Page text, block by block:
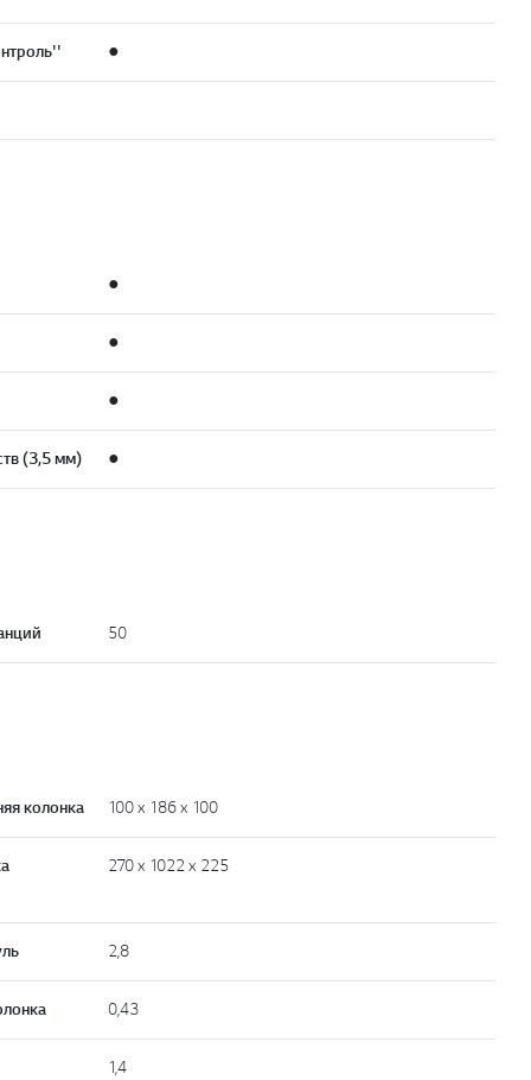
●
●
●
●
(3,5 мм) ●
50
колонка 100 x 186 x 100
270 x 1022 x 225
2,8
0,43
1,4